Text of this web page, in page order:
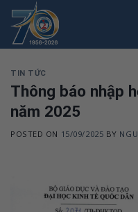
Skip
content
TIN TỨC
Thông báo nhập
năm 2025
POSTED ON 15/09/2025 BY